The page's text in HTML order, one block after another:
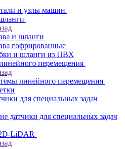
и узлы машин
и шланги
гофрированные
и шланги из ПВХ
перемещения
линейного перемещения
для специальных задач
датчики для специальных задач
LiDAR